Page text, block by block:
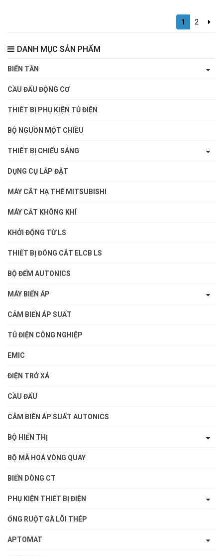
1 2
DANH MỤC SẢN PHẨM
BIẾN TẦN
CẦU ĐẤU ĐỘNG CƠ
THIẾT BỊ PHỤ KIỆN TỦ ĐIỆN
BỘ NGUỒN MỘT CHIỀU
THIẾT BỊ CHIẾU SÁNG
DỤNG CỤ LẮP ĐẶT
MÁY CẮT HẠ THẾ MITSUBISHI
MÁY CẮT KHÔNG KHÍ
KHỞI ĐỘNG TỪ LS
THIẾT BỊ ĐÓNG CẮT ELCB LS
BỘ ĐẾM AUTONICS
MÁY BIẾN ÁP
CẢM BIẾN ÁP SUẤT
TỦ ĐIỆN CÔNG NGHIỆP
EMIC
ĐIỆN TRỞ XẢ
CẦU ĐẤU
CẢM BIẾN ÁP SUẤT AUTONICS
BỘ HIỂN THỊ
BỘ MÃ HOÁ VÒNG QUAY
BIẾN DÒNG CT
PHỤ KIỆN THIẾT BỊ ĐIỆN
ỐNG RUỘT GÀ LÕI THÉP
APTOMAT